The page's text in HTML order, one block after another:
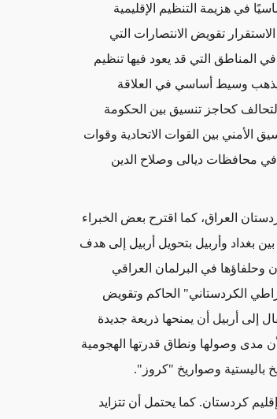
في هزيمة التنظيم الإقليمية
تقويض الانتصارات التي
المناطق التي قد يعود فيها تنظيم
وسيط أساسي في العلاقة
التحالف كحاجز تنسيق بين الحكومة
الأمني بين القوات الاتحادية وقوات
في محافظات ديالى وصلاح الدين
العراق، كما اقترح بعض الخبراء
بغداد وأربيل بتحويل أربيل إلى هدف
في البرلمان العراقي
الكردستاني" الحاكم وتقويض
إلى أربيل أن يمنحها ذريعة جديدة
مدى وصولها ونطاق قدرتها الهجومية
باليستية وصواريخ "كروز".
كردستان. كما يحتمل أن تتزايد